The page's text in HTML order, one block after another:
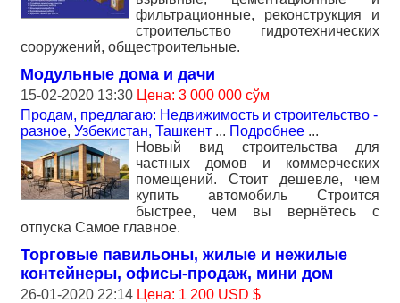
фильтрационные, реконструкция и
строительство гидротехнических
сооружений, общестроительные.
Модульные дома и дачи
15-02-2020 13:30 Цена: 3 000 000 сўм
Продам, предлагаю: Недвижимость и строительство -
разное, Узбекистан, Ташкент ... Подробнее ...
Новый вид строительства для
частных домов и коммерческих
помещений. Стоит дешевле, чем
купить автомобиль Строится
быстрее, чем вы вернётесь с
отпуска Самое главное.
Торговые павильоны, жилые и нежилые
контейнеры, офисы-продаж, мини дом
26-01-2020 22:14 Цена: 1 200 USD $